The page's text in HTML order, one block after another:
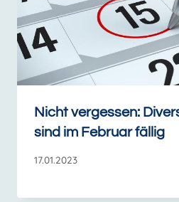
Nicht vergessen:
sind im Februar fällig
17.01.2023